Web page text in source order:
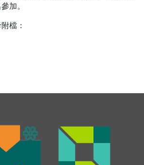
加。
檔：